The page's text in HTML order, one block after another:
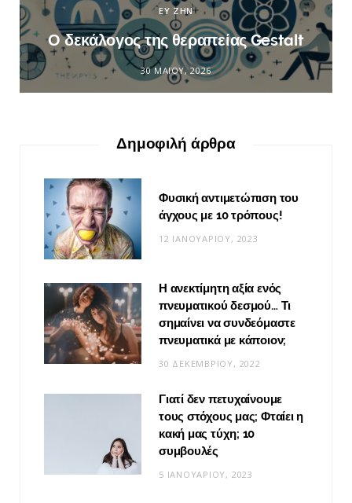
ΕΥ ΖΗΝ
Ο δεκάλογος της θεραπείας Gestalt
30 ΜΑΪ́ΟΥ, 2026
Δημοφιλή άρθρα
Φυσική αντιμετώπιση του
άγχους με 10 τρόπους!
12 ΙΑΝΟΥΑΡΊΟΥ, 2023
Η ανεκτίμητη αξία ενός
πνευματικού δεσμού… Τι
σημαίνει να συνδεόμαστε
πνευματικά με κάποιον;
30 ΔΕΚΕΜΒΡΊΟΥ, 2022
Γιατί δεν πετυχαίνουμε
τους στόχους μας; Φταίει η
κακή μας τύχη; 10
συμβουλές
5 ΙΑΝΟΥΑΡΊΟΥ, 2023